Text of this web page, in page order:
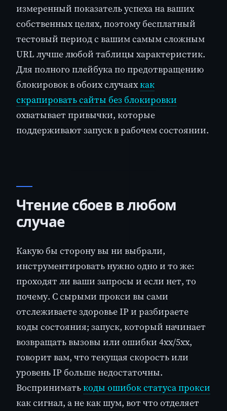
измеренный показатель успеха на ваших
собственных целях, поэтому бесплатный
тестовый период с вашим самым сложным
URL лучше любой таблицы характеристик.
Для полного плейбука по предотвращению
блокировок в обоих случаяхкак
скрапировать сайты без блокировки
охватывает привычки, которые
поддерживают запуск в рабочем состоянии.
Чтение сбоев в любом
случае
Какую бы сторону вы ни выбрали,
инструментировать нужно одно и то же:
проходят ли ваши запросы и если нет, то
почему. С сырыми прокси вы сами
отслеживаете здоровье IP и разбираете
коды состояния; запуск, который начинает
возвращать вызовы или ошибки 4xx/5xx,
говорит вам, что текущая скорость или
уровень IP больше недостаточны.
Восприниматькоды ошибок статуса прокси
как сигнал, а не как шум, вот что отделяет